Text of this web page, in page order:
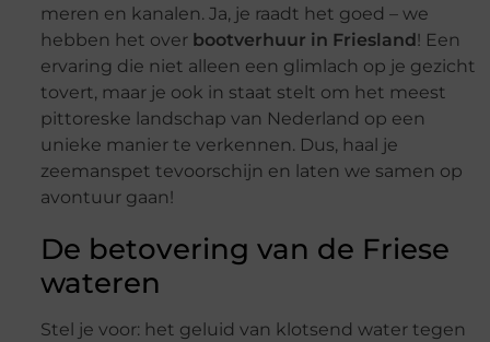
meren en kanalen. Ja, je raadt het goed – we
hebben het over bootverhuur in Friesland! Een
ervaring die niet alleen een glimlach op je gezicht
tovert, maar je ook in staat stelt om het meest
pittoreske landschap van Nederland op een
unieke manier te verkennen. Dus, haal je
zeemanspet tevoorschijn en laten we samen op
avontuur gaan!
De betovering van de Friese
wateren
Stel je voor: het geluid van klotsend water tegen